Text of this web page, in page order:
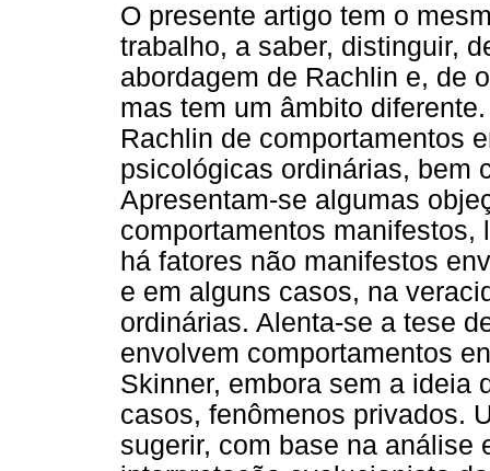
O presente artigo tem o
trabalho, a saber, distinguir,
abordagem de Rachlin e, de
mas tem um âmbito
Rachlin de comportamentos
psicológicas ordinárias, bem
Apresentam-se algumas
comportamentos manifestos,
há fatores não manifestos
e em alguns casos, na
ordinárias. Alenta-se a tese
envolvem comportamentos
Skinner, embora sem a ideia
casos, fenômenos privados.
sugerir, com base na análise